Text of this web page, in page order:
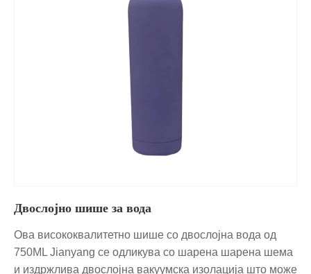
Двослојно шише за вода
Ова висококвалитетно шише со двослојна вода од
750ML Jianyang се одликува со шарена шарена шема
и издржлива двослојна вакуумска изолација што може